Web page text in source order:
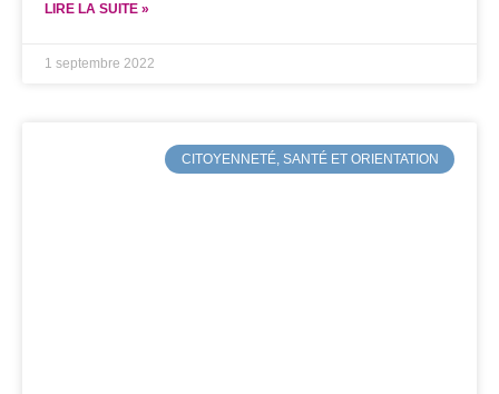
LIRE LA SUITE »
1 septembre 2022
CITOYENNETÉ, SANTÉ ET ORIENTATION